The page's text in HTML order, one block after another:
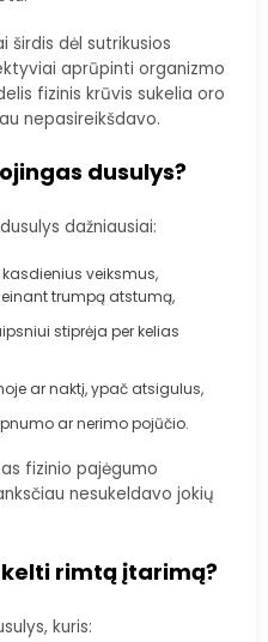
širdis dėl sutrikusios
aprūpinti organizmo
fizinis krūvis sukelia oro
nepasireikšdavo.
dusulys?
dažniausiai:
veiksmus,
trumpą atstumą,
stiprėja per kelias
ar naktį, ypač atsigulus,
ar nerimo pojūčio.
fizinio pajėgumo
nesukeldavo jokių
rimtą įtarimą?
kuris: